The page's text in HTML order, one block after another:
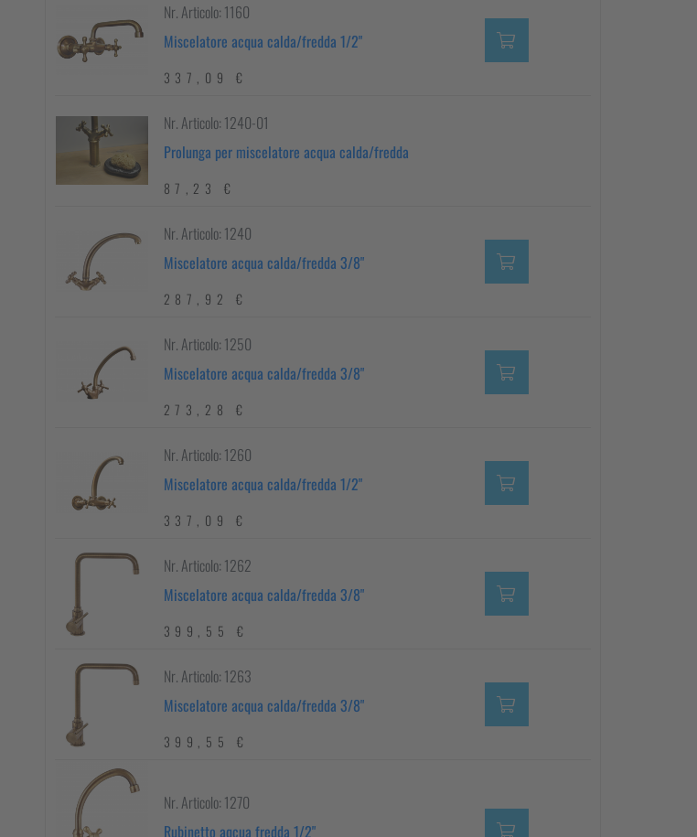
Nr. Articolo: 1160
Miscelatore acqua calda/fredda 1/2"
337,09 €
Nr. Articolo: 1240-01
Prolunga per miscelatore acqua calda/fredda
87,23 €
Nr. Articolo: 1240
Miscelatore acqua calda/fredda 3/8"
287,92 €
Nr. Articolo: 1250
Miscelatore acqua calda/fredda 3/8"
273,28 €
Nr. Articolo: 1260
Miscelatore acqua calda/fredda 1/2"
337,09 €
Nr. Articolo: 1262
Miscelatore acqua calda/fredda 3/8"
399,55 €
Nr. Articolo: 1263
Miscelatore acqua calda/fredda 3/8"
399,55 €
Nr. Articolo: 1270
Rubinetto aqcua fredda 1/2"